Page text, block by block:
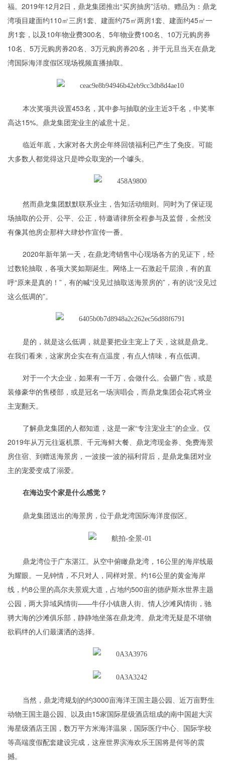
福。2019年12月2日，鼎龙集团推出“买房抽房”活动。赠品为：鼎龙
湾项目建面约110㎡三房1套、建面约75㎡两房1套、建面约45㎡一
房1套，以及10年物业费300名、5年物业费100名、10万元购房券
10名、5万元购房券20名、3万元购房券20名，并于元旦当天在鼎龙
湾国际海洋度假区现场视频直播抽取。
本次奖项共设置453名，其中参与抽取的业主近3千名，中奖率
高达15%。鼎龙集团宠业主的诚意十足。
临近年底，大家对各大房企年终回馈福利已产生了免疫。可能
大多数人都觉得这只是哗众取宠的一个噱头。
然而鼎龙集团默默联系业主，告知活动细则。同时为了保证现
场抽取的公开、公平、公正，特邀请律所全程参与及监督，全然没
有像其他房企那样大肆炒作宣传一番。
2020年新年第一天，在鼎龙湾销售中心现场各方的见证下，经
过数轮抽取，各项大奖如期诞生。网络上一石激起千层浪，有的直
呼“原来是真的！”，有的喊“没见过抽取送海景房的”，有的说“没见过
这么低调的”。
是的，就是这么低调，就是要把业主宠上了天，这就是鼎龙。
在我们看来，这家房企实在有点温度，有点人情味，有点低调。
对于一个大企业，如果有一千万，会做什么。会砸广告，或是
装修豪华的售楼部，或是冠名一场演唱会，而鼎龙集团会花式将业
主宠翻天。
了解鼎龙集团的人都知道，这是一家“专注宠业主”的企业。仅
2019年从万元往返机票、千元海鲜大餐、鼎龙湾现金券、免费海景
房住宿、到赠送海景房，一波接一波的福利背后，是鼎龙集团对业
主的宠爱变成了溺爱。
在海边安个家是什么感觉？
鼎龙集团送出的海景房，位于鼎龙湾国际海洋度假区。
鼎龙湾位于广东湛江。从空中俯瞰鼎龙湾，16公里的海岸线最
为耀眼。一见钟情，不只对人，同样对景。约16公里的黄金海岸
线，约8公里的高尔夫景观大道，占地约500亩的德萨斯水世界主题
公园，两大异域风情街——牛仔小镇唐人街、情人沙滩风情街，驰
骋大海的沙滩俱乐部，静静地坐落在鼎龙湾。鼎龙湾无疑是不堪物
欲羁绊的人们最潇洒的选择。
当然，鼎龙湾规划的约3000亩海洋王国主题公园、近万亩野生
动物王国主题公园、以及由15家国际星级酒店组成的南中国超大滨
海星级酒店王国，数万平方米海洋温泉，国际医疗中心、国际学校
等高端度假配套建设完成，这座世界滨海欢乐王国将是何等的震
撼。